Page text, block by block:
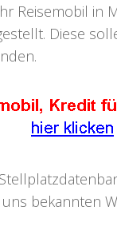
Reisemobil in
Diese
bekannten